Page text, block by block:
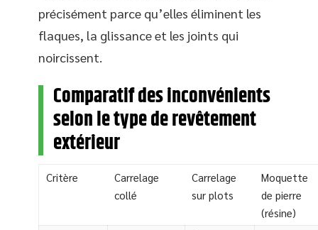
précisément parce qu’elles éliminent les
flaques, la glissance et les joints qui
noircissent.
Comparatif des inconvénients
selon le type de revêtement
extérieur
Critère
Carrelage
collé
Carrelage
sur plots
Moquette
de pierre
(résine)